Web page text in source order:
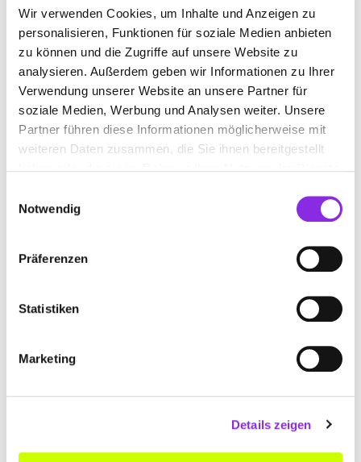
Wir verwenden Cookies, um Inhalte und Anzeigen zu
personalisieren, Funktionen für soziale Medien anbieten
zu können und die Zugriffe auf unsere Website zu
analysieren. Außerdem geben wir Informationen zu Ihrer
Verwendung unserer Website an unsere Partner für
soziale Medien, Werbung und Analysen weiter. Unsere
Partner führen diese Informationen möglicherweise mit
weiteren Daten zusammen, die Sie ihnen bereitgestellt
Notwendig
Präferenzen
Statistiken
Marketing
Details zeigen
kompetenter Partner für alles rund um Farbe und
Raumgestaltung. Als erfahrene Maler und Verputzer bieten
wir umfassende Dienstleistungen, darunter Fassade,
Anstrich und Farbgestaltung. Unser Team ist spezialisiert auf
Malerarbeiten, Lackierarbeiten, Trockenbau und Tapezierung.
Mit hochwertigen Materialien und präziser Technik
garantieren wir eine erstklassige Renovierung und
Gestaltung Ihrer Räumlichkeiten. Zusätzlich kümmern wir
uns um Gerüstbau und Vollwärmeschutz, um Ihre Immobilie
optimal zu schützen. Vertrauen Sie auf unsere Expertise im
BILDER